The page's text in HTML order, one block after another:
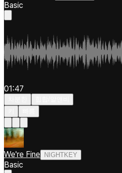
Basic
01:47
We're Fine NIGHTKEY
Basic